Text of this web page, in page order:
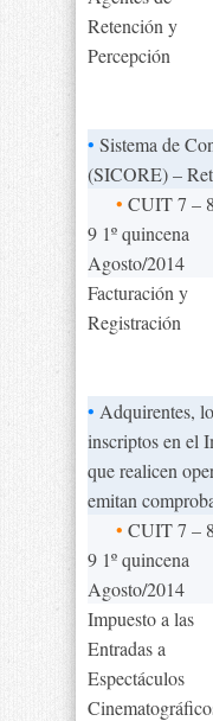
Retención y
Percepción
• Sistema de
(SICORE) –
• CUIT 7 –
9 1º quincena
Agosto/2014
Facturación y
Registración
• Adquirentes,
inscriptos en el
que realicen
emitan
• CUIT 7 –
9 1º quincena
Agosto/2014
Impuesto a las
Entradas a
Espectáculos